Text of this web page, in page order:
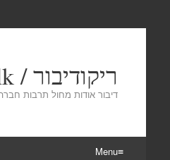
ריקודיבור / DanceTalk
דיבור אודות מחול תרבות
Menu